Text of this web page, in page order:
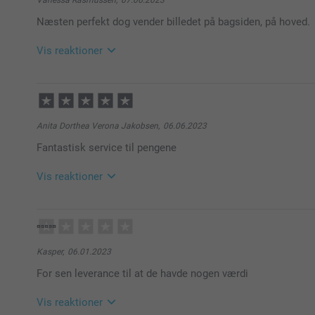
Næsten perfekt dog vender billedet på bagsiden, på hoved.
Vis reaktioner
09:40
Hej Vanessa
Anita Dorthea Verona Jakobsen, 06.06.2023
Fantastisk service til pengene
Vis reaktioner
Kasper, 06.01.2023
For sen leverance til at de havde nogen værdi
Vis reaktioner